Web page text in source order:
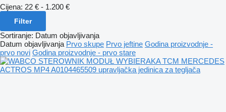
Cijena: 22 € - 1.200 €
Filter
Sortiranje: Datum objavljivanja
Datum objavljivanja Prvo skupe Prvo jeftine Godina proizvodnje -
prvo novi Godina proizvodnje - prvo stare